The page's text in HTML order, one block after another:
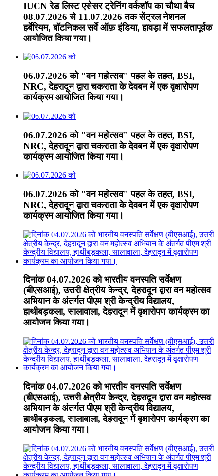
IUCN रेड लिस्ट एसेसर ट्रेनिंग वर्कशॉप का चौथा बैच
08.07.2026 से 11.07.2026 तक सेंट्रल नेशनल
हर्बेरियम, बॉटनिकल सर्वे ऑफ़ इंडिया, हावड़ा में सफलतापूर्वक
आयोजित किया गया।
06.07.2026 को "वन महोत्सव" पहल के तहत, BSI,
NRC, देहरादून द्वारा चकराता के देवबन में एक वृक्षारोपण
कार्यक्रम आयोजित किया गया।
06.07.2026 को "वन महोत्सव" पहल के तहत, BSI,
NRC, देहरादून द्वारा चकराता के देवबन में एक वृक्षारोपण
कार्यक्रम आयोजित किया गया।
06.07.2026 को "वन महोत्सव" पहल के तहत, BSI,
NRC, देहरादून द्वारा चकराता के देवबन में एक वृक्षारोपण
कार्यक्रम आयोजित किया गया।
दिनांक 04.07.2026 को भारतीय वनस्पति सर्वेक्षण
(बीएसआई), उत्तरी क्षेत्रीय केन्द्र, देहरादून द्वारा वन महोत्सव
अभियान के अंतर्गत पीएम श्री केन्द्रीय विद्यालय,
हाथीबड़कला, सालावाला, देहरादून में वृक्षारोपण कार्यक्रम का
आयोजन किया गया।
दिनांक 04.07.2026 को भारतीय वनस्पति सर्वेक्षण
(बीएसआई), उत्तरी क्षेत्रीय केन्द्र, देहरादून द्वारा वन महोत्सव
अभियान के अंतर्गत पीएम श्री केन्द्रीय विद्यालय,
हाथीबड़कला, सालावाला, देहरादून में वृक्षारोपण कार्यक्रम का
आयोजन किया गया।